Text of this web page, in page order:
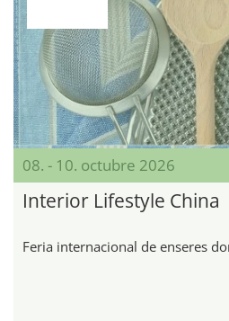
08. - 10. octubre 2026
Interior Lifestyle China
Feria internacional de enseres